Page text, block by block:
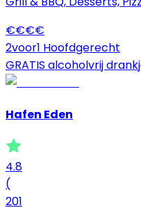
€€€€
2voor1 Hoofdgerecht
GRATIS alcoholvrij
Hafen Eden
4.8
(
201